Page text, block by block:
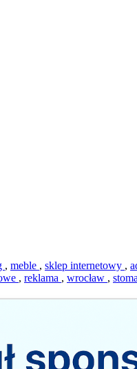
, meble , sklep internetowy ,
, reklama , wrocław ,